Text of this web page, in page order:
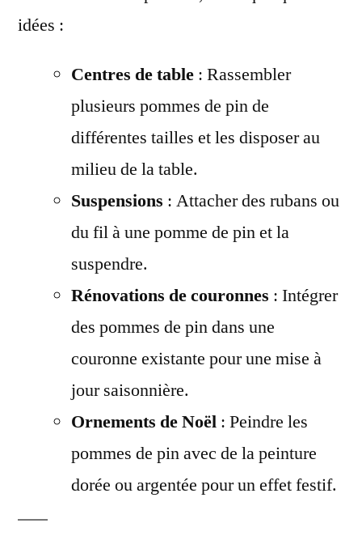
idées :
Centres de table : Rassembler
plusieurs pommes de pin de
différentes tailles et les disposer au
milieu de la table.
Suspensions : Attacher des rubans ou
du fil à une pomme de pin et la
suspendre.
Rénovations de couronnes : Intégrer
des pommes de pin dans une
couronne existante pour une mise à
jour saisonnière.
Ornements de Noël : Peindre les
pommes de pin avec de la peinture
dorée ou argentée pour un effet festif.